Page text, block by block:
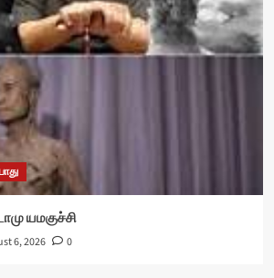
யமகுச்சி
6, 2026 0